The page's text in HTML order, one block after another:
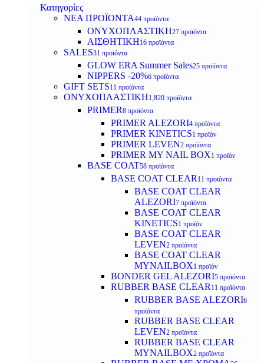
Κατηγορίες
ΝΕΑ ΠΡΟΪΟΝΤΑ44 προϊόντα
ΟΝΥΧΟΠΛΑΣΤΙΚΗ27 προϊόντα
ΑΙΣΘΗΤΙΚΗ16 προϊόντα
SALES31 προϊόντα
GLOW ERA Summer Sales25 προϊόντα
NIPPERS -20%6 προϊόντα
GIFT SETS11 προϊόντα
ΟΝΥΧΟΠΛΑΣΤΙΚΗ1,820 προϊόντα
PRIMER8 προϊόντα
PRIMER ALEZORI4 προϊόντα
PRIMER KINETICS1 προϊόν
PRIMER LEVEN2 προϊόντα
PRIMER MY NAIL BOX1 προϊόν
BASE COAT58 προϊόντα
BASE COAT CLEAR 11 προϊόντα
BASE COAT CLEAR
ALEZORI7 προϊόντα
BASE COAT CLEAR
KINETICS1 προϊόν
BASE COAT CLEAR
LEVEN2 προϊόντα
BASE COAT CLEAR
MYNAILBOX1 προϊόν
BONDER GEL ALEZORI5 προϊόντα
RUBBER BASE CLEAR 11 προϊόντα
RUBBER BASE ALEZORI6
προϊόντα
RUBBER BASE CLEAR
LEVEN2 προϊόντα
RUBBER BASE CLEAR
MYNAILBOX2 προϊόντα